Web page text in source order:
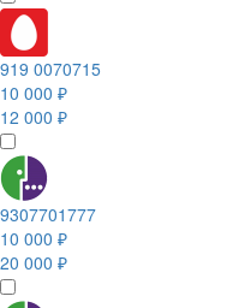
919 0070715
10 000 ₽
12 000 ₽
9307701777
10 000 ₽
20 000 ₽